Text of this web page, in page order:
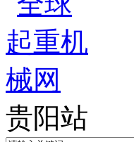
贵阳站